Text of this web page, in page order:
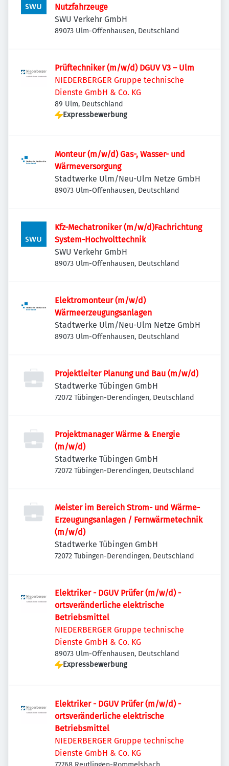
Nutzfahrzeuge
SWU Verkehr GmbH
89073 Ulm-Offenhausen, Deutschland
Prüftechniker (m/w/d) DGUV V3 – Ulm
NIEDERBERGER Gruppe technische
Dienste GmbH & Co. KG
89 Ulm, Deutschland
Expressbewerbung
Monteur (m/w/d) Gas-, Wasser- und
Wärmeversorgung
Stadtwerke Ulm/Neu-Ulm Netze GmbH
89073 Ulm-Offenhausen, Deutschland
Kfz-Mechatroniker (m/w/d)Fachrichtung
System-Hochvolttechnik
SWU Verkehr GmbH
89073 Ulm-Offenhausen, Deutschland
Elektromonteur (m/w/d)
Wärmeerzeugungsanlagen
Stadtwerke Ulm/Neu-Ulm Netze GmbH
89073 Ulm-Offenhausen, Deutschland
Projektleiter Planung und Bau (m/w/d)
Stadtwerke Tübingen GmbH
72072 Tübingen-Derendingen, Deutschland
Projektmanager Wärme & Energie
(m/w/d)
Stadtwerke Tübingen GmbH
72072 Tübingen-Derendingen, Deutschland
Meister im Bereich Strom- und Wärme-
Erzeugungsanlagen / Fernwärmetechnik
(m/w/d)
Stadtwerke Tübingen GmbH
72072 Tübingen-Derendingen, Deutschland
Elektriker - DGUV Prüfer (m/w/d) -
ortsveränderliche elektrische
Betriebsmittel
NIEDERBERGER Gruppe technische
Dienste GmbH & Co. KG
89073 Ulm-Offenhausen, Deutschland
Expressbewerbung
Elektriker - DGUV Prüfer (m/w/d) -
ortsveränderliche elektrische
Betriebsmittel
NIEDERBERGER Gruppe technische
Dienste GmbH & Co. KG